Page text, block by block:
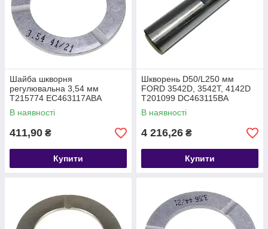
Шайба шкворня
регулювальна 3,54 мм
T215774 EC463117ABA
В наявності
411,90 ₴
Купити
Шкворень D50/L250 мм
FORD 3542D, 3542T, 4142D
T201099 DC463115BA
В наявності
4 216,26 ₴
Купити